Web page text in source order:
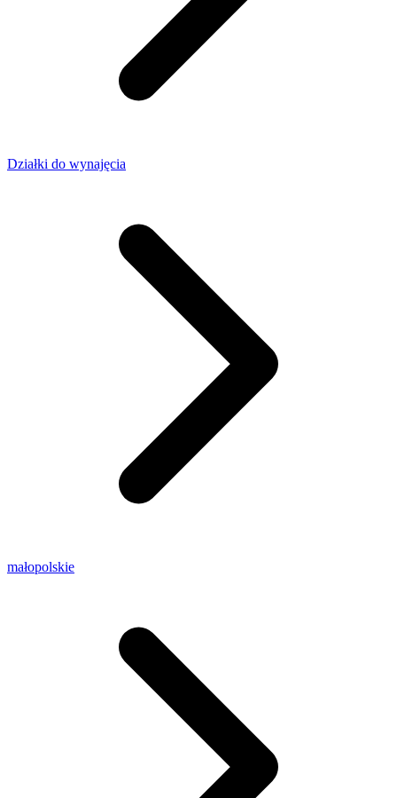
Działki do wynajęcia
małopolskie